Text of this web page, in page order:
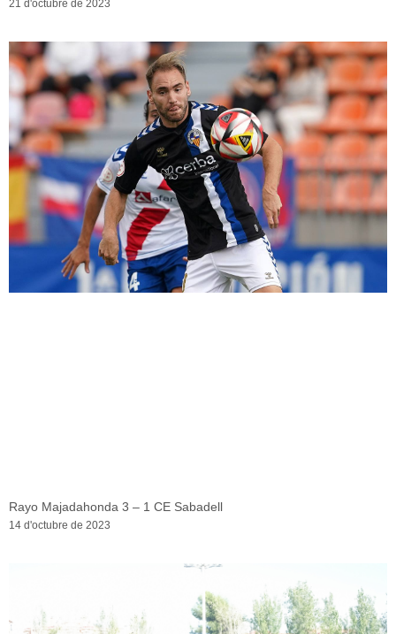
21 d'octubre de 2023
Rayo Majadahonda 3 – 1 CE Sabadell
14 d'octubre de 2023